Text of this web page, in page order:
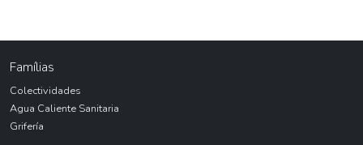
Famílias
Colectividades
Agua Caliente Sanitaria
Grifería